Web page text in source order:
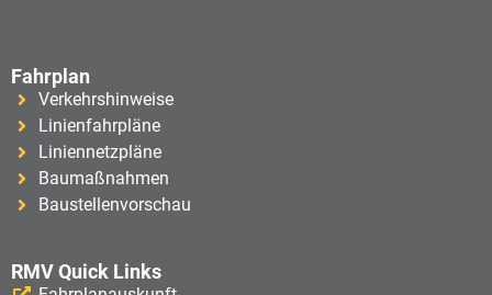
Fahrplan
Verkehrshinweise
Linienfahrpläne
Liniennetzpläne
Baumaßnahmen
Baustellenvorschau
RMV Quick Links